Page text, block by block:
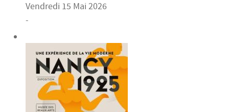
Vendredi 15 Mai 2026
-